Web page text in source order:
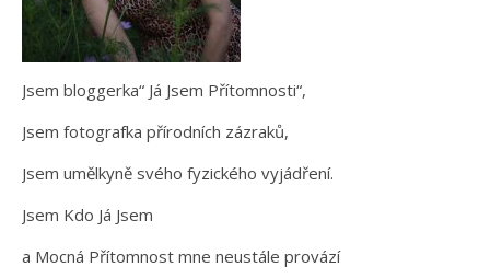
Jsem bloggerka“ Já Jsem Přítomnosti“,
Jsem fotografka přírodních zázraků,
Jsem umělkyně svého fyzického vyjádření.
Jsem Kdo Já Jsem
a Mocná Přítomnost mne neustále provází